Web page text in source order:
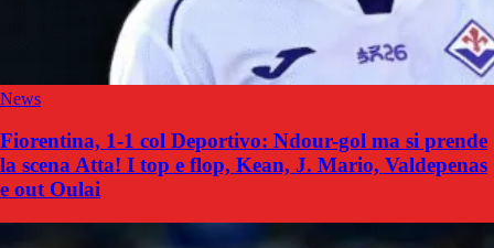
News
Fiorentina, 1-1 col Deportivo: Ndour-gol ma si prende
la scena Atta! I top e flop, Kean, J. Mario, Valdepenas
e out Oulai